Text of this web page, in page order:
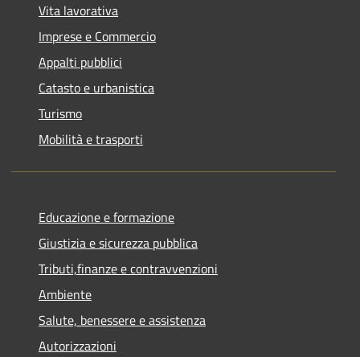
Vita lavorativa
Imprese e Commercio
Appalti pubblici
Catasto e urbanistica
Turismo
Mobilità e trasporti
Educazione e formazione
Giustizia e sicurezza pubblica
Tributi,finanze e contravvenzioni
Ambiente
Salute, benessere e assistenza
Autorizzazioni